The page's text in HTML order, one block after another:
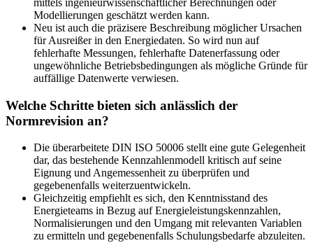
Modellierungen geschätzt werden kann.
Neu ist auch die präzisere Beschreibung möglicher Ursachen
für Ausreißer in den Energiedaten. So wird nun auf
fehlerhafte Messungen, fehlerhafte Datenerfassung oder
ungewöhnliche Betriebsbedingungen als mögliche Gründe für
auffällige Datenwerte verwiesen.
Welche Schritte bieten sich anlässlich der
Normrevision an?
Die überarbeitete DIN ISO 50006 stellt eine gute Gelegenheit
dar, das bestehende Kennzahlenmodell kritisch auf seine
Eignung und Angemessenheit zu überprüfen und
gegebenenfalls weiterzuentwickeln.
Gleichzeitig empfiehlt es sich, den Kenntnisstand des
Energieteams in Bezug auf Energieleistungskennzahlen,
Normalisierungen und den Umgang mit relevanten Variablen
zu ermitteln und gegebenenfalls Schulungsbedarfe abzuleiten.